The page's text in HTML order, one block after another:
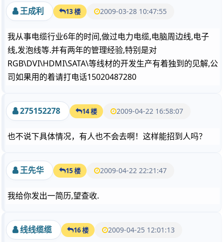
王成利 13 楼 2009-03-28 10:47:55
我从事电缆行业6年的时间,做过电力电缆,电脑周边线,电子
线,发泡线等.并有两年的管理经验,特别是对
RGB\DVI\HDMI\SATA\等线材的开发生产有着独到的见解,公
司如果用的着请打电话15020487280
275152278 14 楼 2009-04-22 16:58:07
也不说下具体情况，有人也不会去啊！这样能招到人吗？
王先华 15 楼 2009-04-22 22:21:47
我给你发出一简历,望查收.
线线缆缆 16 楼 2009-04-25 12:01:13